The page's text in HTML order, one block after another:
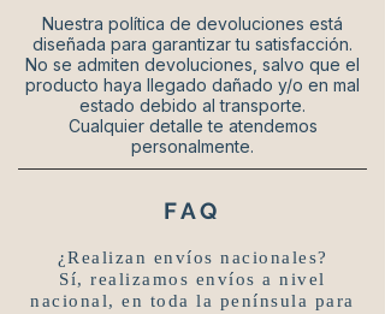
Nuestra política de devoluciones está
diseñada para garantizar tu satisfacción.
No se admiten devoluciones, salvo que el
producto haya llegado dañado y/o en mal
estado debido al transporte.
Cualquier detalle te atendemos
personalmente.
FAQ
¿Realizan envíos nacionales?
Sí, realizamos envíos a nivel
nacional, en toda la península para